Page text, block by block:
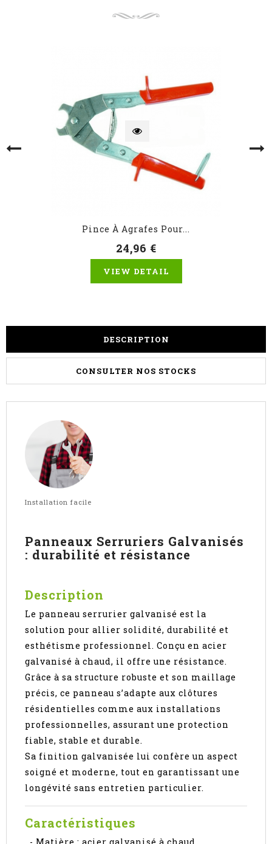
Pince À Agrafes Pour...
24,96 €
VIEW DETAIL
DESCRIPTION
CONSULTER NOS STOCKS
Installation facile
Panneaux Serruriers Galvanisés
: durabilité et résistance
Description
Le panneau serrurier galvanisé est la
solution pour allier solidité, durabilité et
esthétisme professionnel. Conçu en acier
galvanisé à chaud, il offre une résistance.
Grâce à sa structure robuste et son maillage
précis, ce panneau s’adapte aux clôtures
résidentielles comme aux installations
professionnelles, assurant une protection
fiable, stable et durable.
Sa finition galvanisée lui confère un aspect
soigné et moderne, tout en garantissant une
longévité sans entretien particulier.
Caractéristiques